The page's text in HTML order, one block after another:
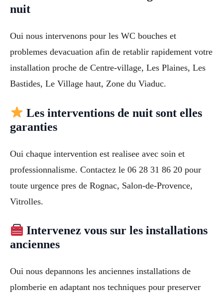
nuit
Oui nous intervenons pour les WC bouches et
problemes devacuation afin de retablir rapidement votre
installation proche de Centre-village, Les Plaines, Les
Bastides, Le Village haut, Zone du Viaduc.
Les interventions de nuit sont elles
garanties
Oui chaque intervention est realisee avec soin et
professionnalisme. Contactez le 06 28 31 86 20 pour
toute urgence pres de Rognac, Salon-de-Provence,
Vitrolles.
Intervenez vous sur les installations
anciennes
Oui nous depannons les anciennes installations de
plomberie en adaptant nos techniques pour preserver